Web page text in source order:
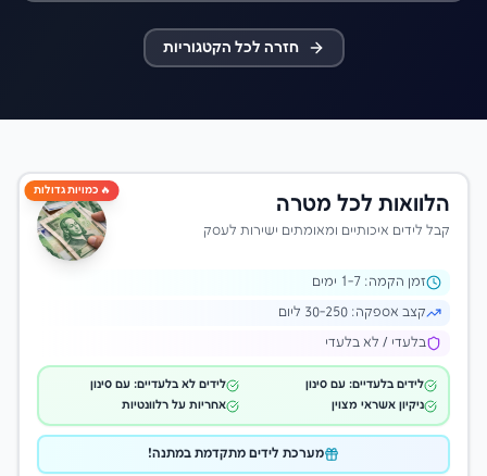
חזרה לכל הקטגוריות
הלוואות לכל מטרה
קבל לידים איכותיים ומאומתים ישירות לעסק
🔥 כמויות גדולות
זמן הקמה: 1 -7 ימים
קצב אספקה: 30-250 ליום
בלעדי / לא בלעדי
לידים בלעדיים: עם סינון
לידים לא בלעדיים: עם סינון
ניקיון אשראי מצוין
אחריות על רלוונטיות
מערכת לידים מתקדמת במתנה!